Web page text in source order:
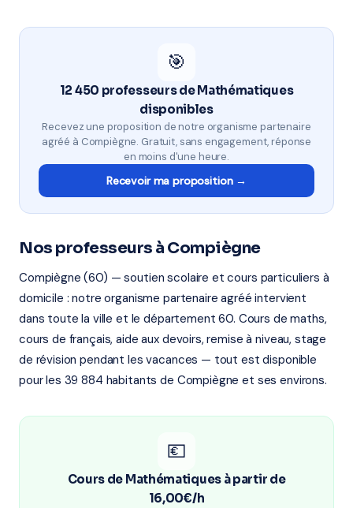
🎯
12 450 professeurs de Mathématiques
disponibles
Recevez une proposition de notre organisme partenaire
agréé à Compiègne. Gratuit, sans engagement, réponse
en moins d'une heure.
Recevoir ma proposition →
Nos professeurs à Compiègne
Compiègne (60) — soutien scolaire et cours particuliers à
domicile : notre organisme partenaire agréé intervient
dans toute la ville et le département 60. Cours de maths,
cours de français, aide aux devoirs, remise à niveau, stage
de révision pendant les vacances — tout est disponible
pour les 39 884 habitants de Compiègne et ses environs.
💶
Cours de Mathématiques à partir de
16,00€/h